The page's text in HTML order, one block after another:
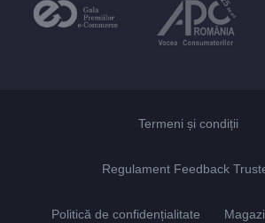
Termeni și condiții
Regulament Feedback
Politică de confidențialitate